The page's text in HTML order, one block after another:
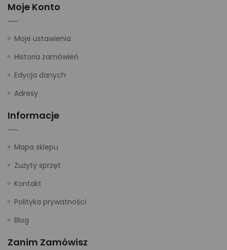
Moje Konto
Moje ustawienia
Historia zamówień
Edycja danych
Adresy
Informacje
Mapa sklepu
Zużyty sprzęt
Kontakt
Polityka prywatności
Blog
Zanim Zamówisz